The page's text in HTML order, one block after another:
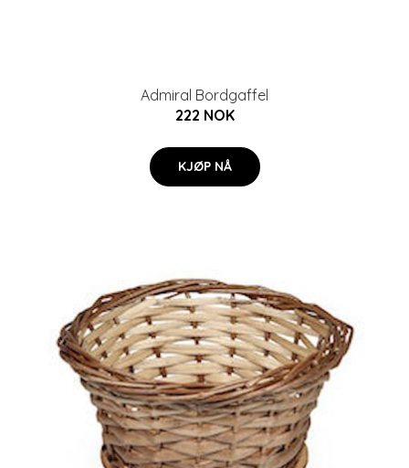
Admiral Bordgaffel
222 NOK
KJØP NÅ